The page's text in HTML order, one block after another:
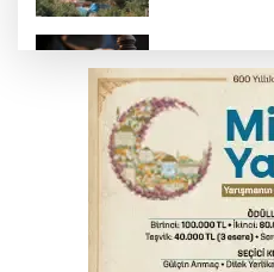
Yargıtay’dan
TOFAŞ
başladı
Bursa’da